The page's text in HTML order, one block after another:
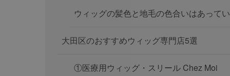
ウィッグの髪色と地毛の色合いはあって
大田区のおすすめウィッグ専門店5選
①医療用ウィッグ・スリール Chez Moi